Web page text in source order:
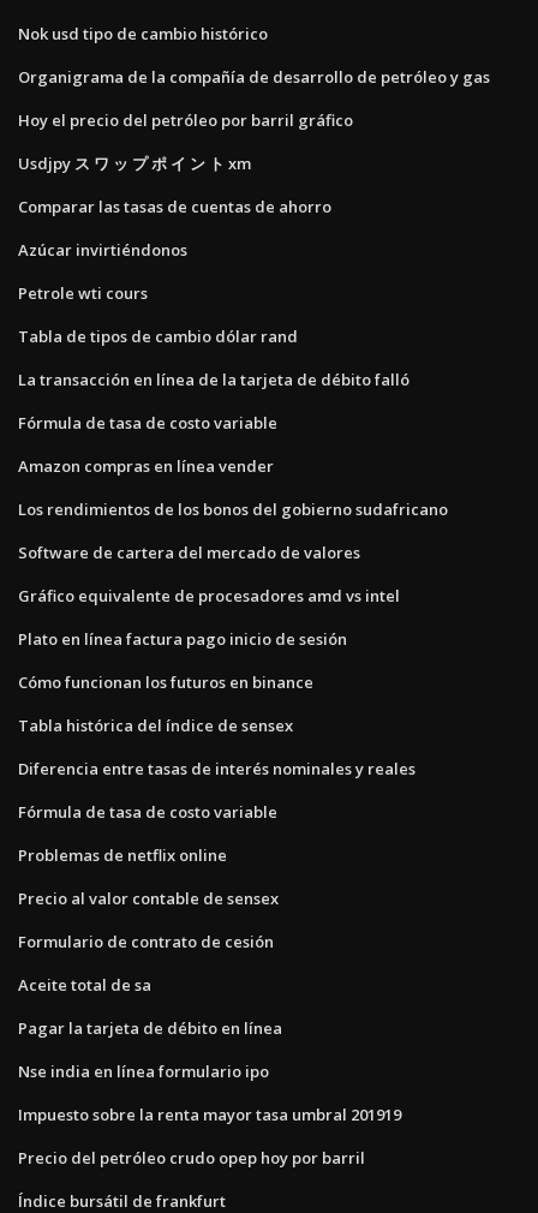
Nok usd tipo de cambio histórico
Organigrama de la compañía de desarrollo de petróleo y gas
Hoy el precio del petróleo por barril gráfico
Usdjpy ス ワ ッ プ ポ イ ン ト xm
Comparar las tasas de cuentas de ahorro
Azúcar invirtiéndonos
Petrole wti cours
Tabla de tipos de cambio dólar rand
La transacción en línea de la tarjeta de débito falló
Fórmula de tasa de costo variable
Amazon compras en línea vender
Los rendimientos de los bonos del gobierno sudafricano
Software de cartera del mercado de valores
Gráfico equivalente de procesadores amd vs intel
Plato en línea factura pago inicio de sesión
Cómo funcionan los futuros en binance
Tabla histórica del índice de sensex
Diferencia entre tasas de interés nominales y reales
Fórmula de tasa de costo variable
Problemas de netflix online
Precio al valor contable de sensex
Formulario de contrato de cesión
Aceite total de sa
Pagar la tarjeta de débito en línea
Nse india en línea formulario ipo
Impuesto sobre la renta mayor tasa umbral 201919
Precio del petróleo crudo opep hoy por barril
Índice bursátil de frankfurt